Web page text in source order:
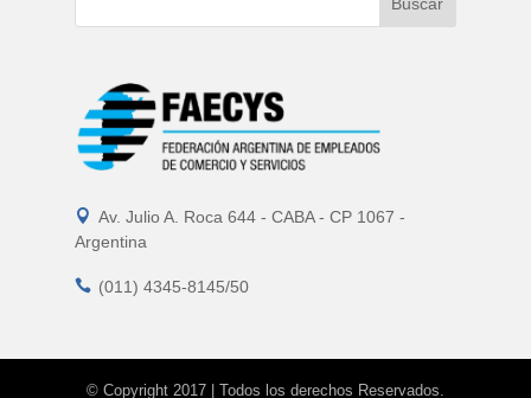
 Av. Julio A. Roca 644 - CABA - CP 1067 -
Argentina
 (011) 4345-8145/50
© Copyright 2017 | Todos los derechos Reservados.